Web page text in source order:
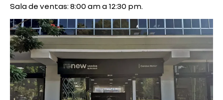
Sala de ventas: 8:00 am a 12:30 pm.